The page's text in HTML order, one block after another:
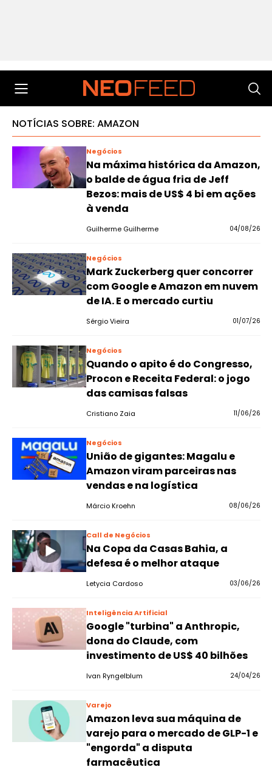
NOTÍCIAS SOBRE: AMAZON
Negócios
Na máxima histórica da Amazon,
o balde de água fria de Jeff
Bezos: mais de US$ 4 bi em ações
à venda
Guilherme Guilherme 04/08/26
Negócios
Mark Zuckerberg quer concorrer
com Google e Amazon em nuvem
de IA. E o mercado curtiu
Sérgio Vieira 01/07/26
Negócios
Quando o apito é do Congresso,
Procon e Receita Federal: o jogo
das camisas falsas
Cristiano Zaia 11/06/26
Negócios
União de gigantes: Magalu e
Amazon viram parceiras nas
vendas e na logística
Márcio Kroehn 08/06/26
Call de Negócios
Na Copa da Casas Bahia, a
defesa é o melhor ataque
Letycia Cardoso 03/06/26
Inteligência Artificial
Google "turbina" a Anthropic,
dona do Claude, com
investimento de US$ 40 bilhões
Ivan Ryngelblum 24/04/26
Varejo
Amazon leva sua máquina de
varejo para o mercado de GLP-1 e
"engorda" a disputa
farmacêutica